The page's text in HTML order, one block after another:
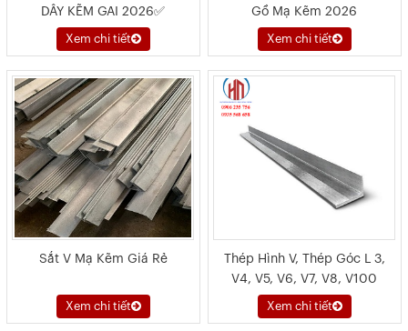
DÂY KẼM GAI 2026✅
Xem chi tiết
Gồ Mạ Kẽm 2026
Xem chi tiết
Sắt V Mạ Kẽm Giá Rẻ
Xem chi tiết
Thép Hình V, Thép Góc L 3,
V4, V5, V6, V7, V8, V100
Xem chi tiết